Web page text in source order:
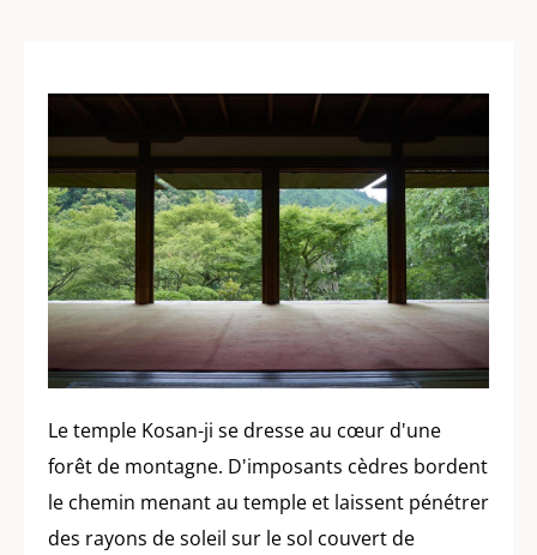
Le temple Kosan-ji se dresse au cœur d'une
forêt de montagne. D'imposants cèdres bordent
le chemin menant au temple et laissent pénétrer
des rayons de soleil sur le sol couvert de